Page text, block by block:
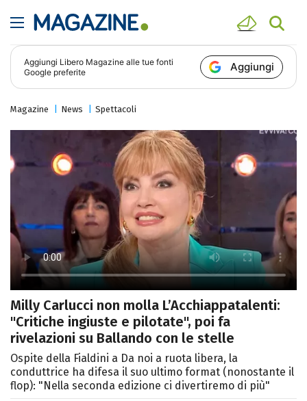
Aggiungi Libero Magazine alle tue fonti
Google preferite
Aggiungi
Magazine News Spettacoli
Milly Carlucci non molla L’Acchiappatalenti:
"Critiche ingiuste e pilotate", poi fa
rivelazioni su Ballando con le stelle
Ospite della Fialdini a Da noi a ruota libera, la
conduttrice ha difesa il suo ultimo format (nonostante il
flop): "Nella seconda edizione ci divertiremo di più"